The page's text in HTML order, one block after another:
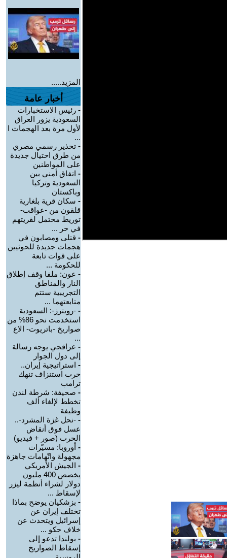
المزيد.....
أخبار عامة
- رئيس الاستخبارات
السعودية يزور العراق
لأول مرة بعد الهجمات ا
...
- تحذير رسمي مصري
من طرق احتيال جديدة
على المواطنين
- اتفاق أمني بين
السعودية وتركيا
وباكستان
- سكان قرية بلغارية
قلقون من -عواقب-
توريط محتمل لقريتهم
في حر ...
- قتلى ومصابون في
هجمات جديدة للحوثيين
على قوات تابعة
للحكومة ...
- عون: ملفا وقف إطلاق
النار والمناطق
التجريبية ستتم
متابعتهما ...
- -رويترز-: السعودية
استخدمت نحو 86% من
صواريخ -باتريوت- الاع
...
- عراقجي يوجه رسالة
إلى دول الجوار
- استراتيجية إيران..
حرب استنزاف تنهك
ترامب
- صحيفة: شرطة لندن
تخطط لإلغاء ألف
وظيفة
- -نحل غزة المشرد-..
عسل فوق أنقاض
الحرب (صور + فيديو)
- أوروبا: مسيّرات
مجهولة واتّهامات جاهزة
- الجيش الأمريكي
يخصص 400 مليون
دولار لشراء أنظمة ليزر
لإسقاط ...
- بزشكيان يوضح بماذا
تختلف إيران عن
إسرائيل ويتحدث عن
خلاف حكو ...
- بولندا تدعو إلى
إسقاط الصواريخ